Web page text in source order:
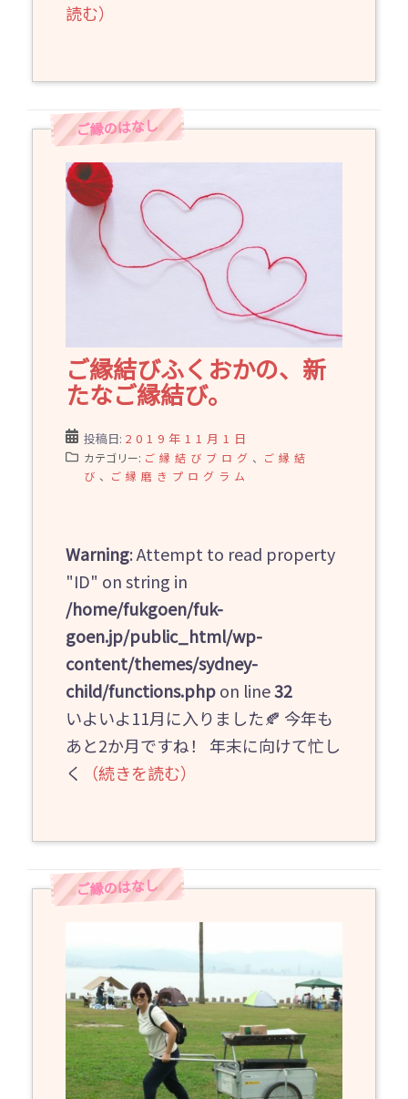
読む）
ご縁結びふくおかの、新
たなご縁結び。
投稿日: 2019年11月1日
カテゴリー: ご縁結びブログ 、
ご縁結
び 、 ご縁磨きプログラム
Warning: Attempt to read property
"ID" on string in
/home/fukgoen/fuk-
goen.jp/public_html/wp-
content/themes/sydney-
child/functions.phpon line32
いよいよ11月に入りました🍂 今年も
あと2か月ですね！ 年末に向けて忙し
く
（続きを読む）